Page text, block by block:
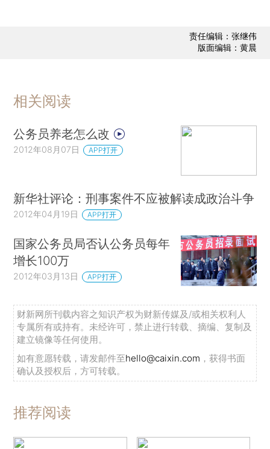
责任编辑：张继伟
版面编辑：黄晨
相关阅读
公务员养老怎么改
2012年08月07日 APP打开
新华社评论：刑事案件不应被解读成政治斗争
2012年04月19日 APP打开
国家公务员局否认公务员每年
增长100万
2012年03月13日 APP打开
财新网所刊载内容之知识产权为财新传媒及/或相关权利人
专属所有或持有。未经许可，禁止进行转载、摘编、复制及
建立镜像等任何使用。
如有意愿转载，请发邮件至hello@caixin.com ，获得书面
确认及授权后，方可转载。
推荐阅读